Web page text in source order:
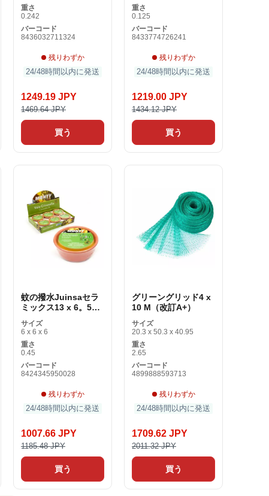
重さ
0.242
バーコード
8436032711324
残りわずか
24/48時間以内に発送
1249.19 JPY
1469.64 JPY
買う
重さ
0.125
バーコード
8433774726241
残りわずか
24/48時間以内に発送
1219.00 JPY
1434.12 JPY
買う
蚊の撥水Juinsaセラ
ミックス13 x 6。50
サイズ
6 x 6 x 6
重さ
0.45
バーコード
8424345950028
残りわずか
24/48時間以内に発送
1007.66 JPY
1185.48 JPY
買う
グリーングリッド4 x
10 M（改訂A+）
サイズ
20.3 x 50.3 x 40.95
重さ
2.65
バーコード
4899888593713
残りわずか
24/48時間以内に発送
1709.62 JPY
2011.32 JPY
買う